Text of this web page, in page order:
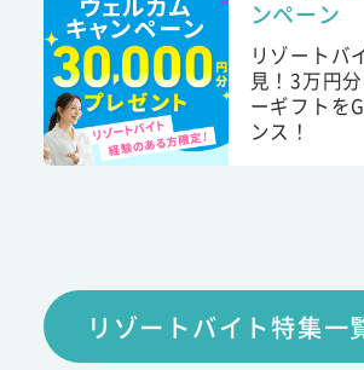
ンペーン
リゾートバ
見！3万円
ーギフトを
ンス！
リゾートバイト特集一